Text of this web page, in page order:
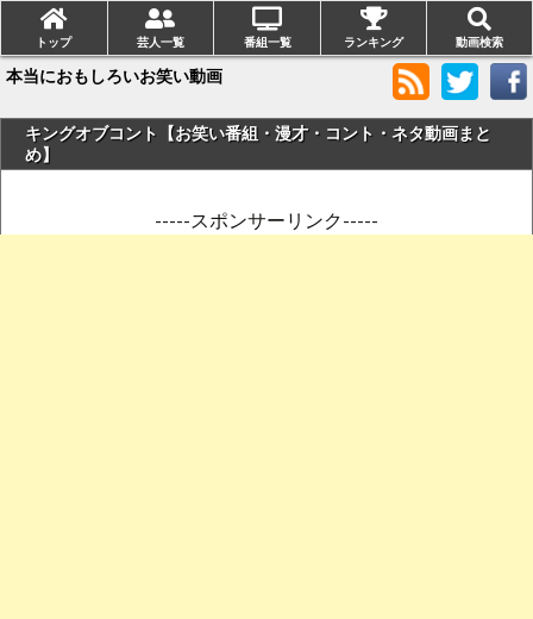
本当におもしろいお笑い動画
キングオブコント【お笑い番組・漫才・コント・ネタ動画まと
め】
-----スポンサーリンク-----
トップ 芸人一覧 番組一覧 ランキング 動画検索